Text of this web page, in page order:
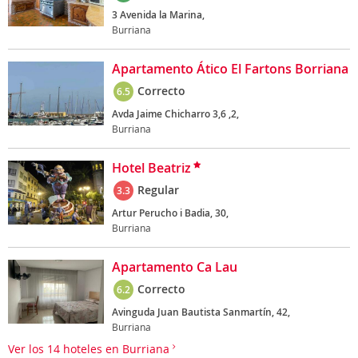
3 Avenida la Marina,
Burriana
Apartamento Ático El Fartons Borriana
6.5 Correcto
Avda Jaime Chicharro 3,6 ,2,
Burriana
Hotel Beatriz
3.3 Regular
Artur Perucho i Badia, 30,
Burriana
Apartamento Ca Lau
6.2 Correcto
Avinguda Juan Bautista Sanmartín, 42,
Burriana
Ver los 14 hoteles en Burriana